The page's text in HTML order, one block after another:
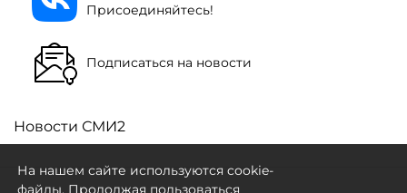
Присоединяйтесь!
Подписаться на новости
Новости СМИ2
На нашем сайте используются cookie-
файлы. Продолжая пользоваться